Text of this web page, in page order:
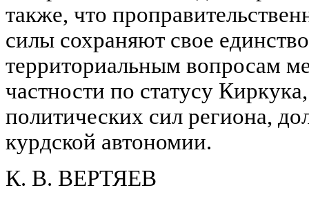
также, что
силы сохраняют свое
территориальным вопросам
частности по статусу
политических сил региона,
курдской автономии.
К. В. ВЕРТЯЕВ